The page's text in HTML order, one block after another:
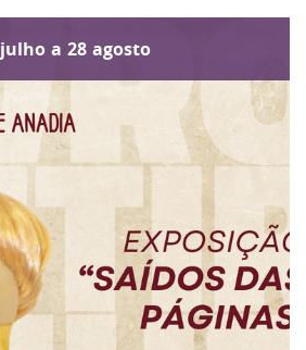
julho a 28 agosto